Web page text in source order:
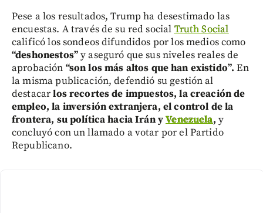
Pese a los resultados, Trump ha desestimado las
encuestas. A través de su red social Truth Social
calificó los sondeos difundidos por los medios como
“deshonestos”y aseguró que sus niveles reales de
aprobación “son los más altos que han existido”. En
la misma publicación, defendió su gestión al
destacarlos recortes de impuestos, la creación de
empleo, la inversión extranjera, el control de la
frontera, su política hacia Irán yVenezuela, y
concluyó con un llamado a votar por el Partido
Republicano.